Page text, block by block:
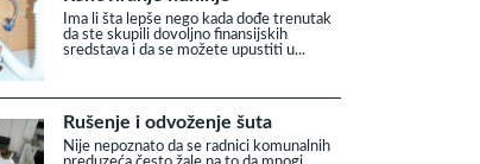
Ima li šta lepše nego kada dođe trenutak
da ste skupili dovoljno finansijskih
sredstava i da se možete upustiti u...
Rušenje i odvoženje šuta
Nije nepoznato da se radnici komunalnih